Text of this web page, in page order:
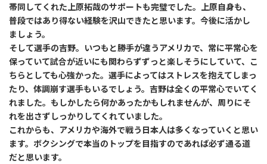
帯同してくれた上原拓哉のサポートも完璧でした。上原自身も、
普段ではあり得ない経験を沢山できたと思います。今後に活かし
ましょう。
そして選手の吉野。いつもと勝手が違うアメリカで、常に平常心を
保っていて試合が近いにも関わらずずっと楽しそうにしていて、こ
ちらとしても心強かった。選手によってはストレスを抱えてしまっ
たり、体調崩す選手もいるでしょう。吉野は全くの平常心でいてく
れました。もしかしたら何かあったかもしれませんが、周りにそ
れを出さずしっかりしてくれていました。
これからも、アメリカや海外で戦う日本人は多くなっていくと思い
ます。ボクシングで本当のトップを目指すのであれば必ず通る道
だと思います。